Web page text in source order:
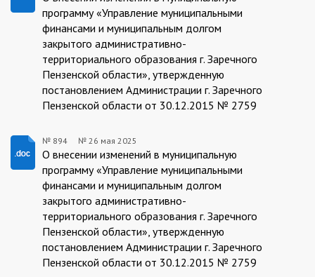
программу «Управление муниципальными
финансами и муниципальным долгом
закрытого административно-
территориального образования г. Заречного
Пензенской области», утвержденную
постановлением Администрации г. Заречного
Пензенской области от 30.12.2015 № 2759
894/26.05.2025
№ 894 № 26 мая 2025
О внесении изменений в муниципальную
программу «Управление муниципальными
финансами и муниципальным долгом
закрытого административно-
территориального образования г. Заречного
Пензенской области», утвержденную
постановлением Администрации г. Заречного
Пензенской области от 30.12.2015 № 2759